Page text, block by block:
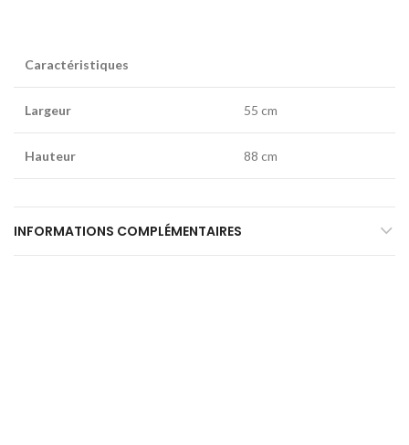
Caractéristiques
Largeur 55 cm
Hauteur 88 cm
INFORMATIONS COMPLÉMENTAIRES